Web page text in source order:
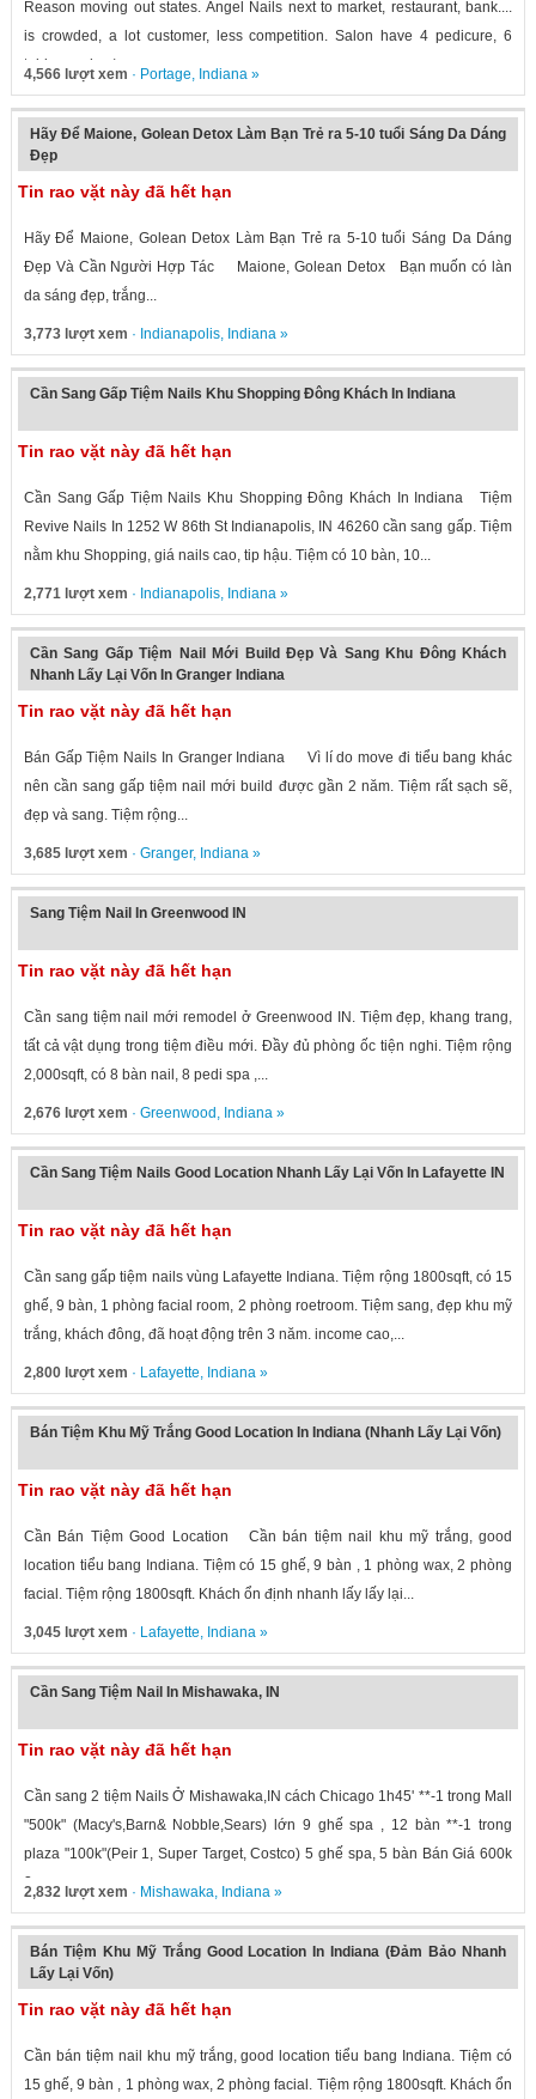
Reason moving out states. Angel Nails next to market, restaurant, bank....
is crowded, a lot customer, less competition. Salon have 4 pedicure, 6
table, washer/...
4,566 lượt xem · Portage, Indiana»
Hãy Để Maione, Golean Detox Làm Bạn Trẻ ra 5-10 tuổi Sáng Da Dáng
Đẹp
Tin rao vặt này đã hết hạn
Hãy Để Maione, Golean Detox Làm Bạn Trẻ ra 5-10 tuổi Sáng Da Dáng
Đẹp Và Cần Người Hợp Tác Maione, Golean Detox Bạn muốn có làn
da sáng đẹp, trắng...
3,773 lượt xem · Indianapolis, Indiana»
Cần Sang Gấp Tiệm Nails Khu Shopping Đông Khách In Indiana
Tin rao vặt này đã hết hạn
Cần Sang Gấp Tiệm Nails Khu Shopping Đông Khách In Indiana Tiệm
Revive Nails In 1252 W 86th St Indianapolis, IN 46260 cần sang gấp. Tiệm
nằm khu Shopping, giá nails cao, tip hậu. Tiệm có 10 bàn, 10...
2,771 lượt xem · Indianapolis, Indiana»
Cần Sang Gấp Tiệm Nail Mới Build Đẹp Và Sang Khu Đông Khách
Nhanh Lấy Lại Vốn In Granger Indiana
Tin rao vặt này đã hết hạn
Bán Gấp Tiệm Nails In Granger Indiana Vì lí do move đi tiểu bang khác
nên cần sang gấp tiệm nail mới build được gần 2 năm. Tiệm rất sạch sẽ,
đẹp và sang. Tiệm rộng...
3,685 lượt xem · Granger, Indiana»
Sang Tiệm Nail In Greenwood IN
Tin rao vặt này đã hết hạn
Cần sang tiệm nail mới remodel ở Greenwood IN. Tiệm đẹp, khang trang,
tất cả vật dụng trong tiệm điều mới. Đầy đủ phòng ốc tiện nghi. Tiệm rộng
2,000sqft, có 8 bàn nail, 8 pedi spa ,...
2,676 lượt xem · Greenwood , Indiana»
Cần Sang Tiệm Nails Good Location Nhanh Lấy Lại Vốn In Lafayette IN
Tin rao vặt này đã hết hạn
Cần sang gấp tiệm nails vùng Lafayette Indiana. Tiệm rộng 1800sqft, có 15
ghế, 9 bàn, 1 phòng facial room, 2 phòng roetroom. Tiệm sang, đẹp khu mỹ
trắng, khách đông, đã hoạt động trên 3 năm. income cao,...
2,800 lượt xem · Lafayette, Indiana»
Bán Tiệm Khu Mỹ Trắng Good Location In Indiana (Nhanh Lấy Lại Vốn)
Tin rao vặt này đã hết hạn
Cần Bán Tiệm Good Location Cần bán tiệm nail khu mỹ trắng, good
location tiểu bang Indiana. Tiệm có 15 ghế, 9 bàn , 1 phòng wax, 2 phòng
facial. Tiệm rộng 1800sqft. Khách ổn định nhanh lấy lấy lại...
3,045 lượt xem · Lafayette, Indiana»
Cần Sang Tiệm Nail In Mishawaka, IN
Tin rao vặt này đã hết hạn
Cần sang 2 tiệm Nails Ở Mishawaka,IN cách Chicago 1h45' **-1 trong Mall
"500k" (Macy's,Barn& Nobble,Sears) lớn 9 ghế spa , 12 bàn **-1 trong
plaza "100k"(Peir 1, Super Target, Costco) 5 ghế spa, 5 bàn Bán Giá 600k
2...
2,832 lượt xem · Mishawaka, Indiana»
Bán Tiệm Khu Mỹ Trắng Good Location In Indiana (Đảm Bảo Nhanh
Lấy Lại Vốn)
Tin rao vặt này đã hết hạn
Cần bán tiệm nail khu mỹ trắng, good location tiểu bang Indiana. Tiệm có
15 ghế, 9 bàn , 1 phòng wax, 2 phòng facial. Tiệm rộng 1800sqft. Khách ổn